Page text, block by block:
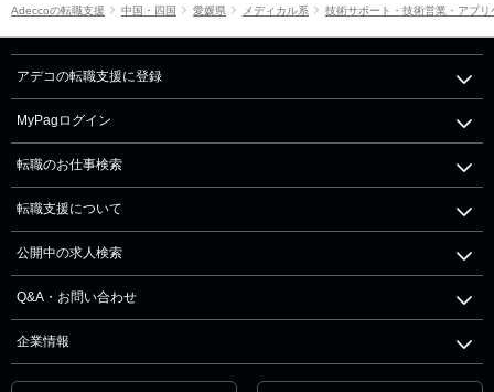
Adeccoの転職支援 中国・四国 愛媛県 メディカル系 技術サポート・技術営業・アプ
アデコの転職支援に登録
MyPagログイン
転職のお仕事検索
転職支援について
公開中の求人検索
Q&A・お問い合わせ
企業情報